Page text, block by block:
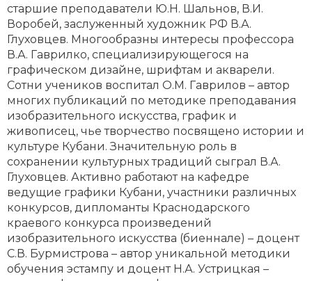
старшие преподаватели Ю.Н. Шальнов, В.И.
Воробей, заслуженный художник РФ В.А.
Глуховцев. Многообразны интересы профессора
В.А. Гаврилко, специализирующегося на
графическом дизайне, шрифтам и акварели.
Сотни учеников воспитал О.М. Гаврилов – автор
многих публикаций по методике преподавания
изобразительного искусства, график и
живописец, чье творчество посвящено истории и
культуре Кубани. Значительную роль в
сохранении культурных традиций сыграл В.А.
Глуховцев. Активно работают на кафедре
ведущие графики Кубани, участники различных
конкурсов, дипломанты Краснодарского
краевого конкурса произведений
изобразительного искусства (биеннале) – доцент
С.В. Бурмистрова – автор уникальной методики
обучения эстампу и доцент Н.А. Устрицкая –